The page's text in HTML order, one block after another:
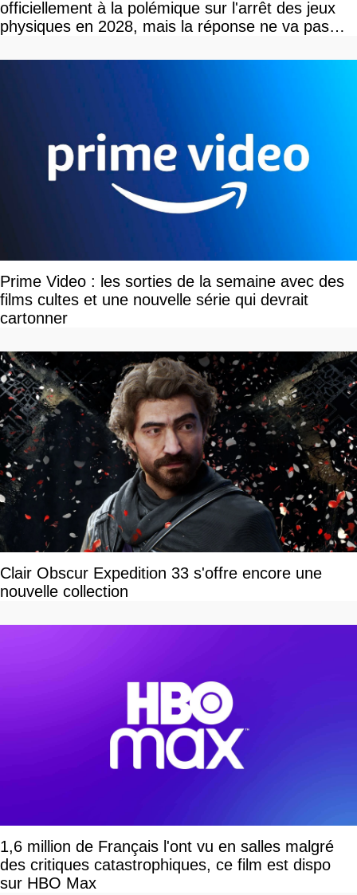
officiellement à la polémique sur l'arrêt des jeux
physiques en 2028, mais la réponse ne va pas
Prime Video : les sorties de la semaine avec des
films cultes et une nouvelle série qui devrait
cartonner
Clair Obscur Expedition 33 s'offre encore une
nouvelle collection
1,6 million de Français l'ont vu en salles malgré
des critiques catastrophiques, ce film est dispo
sur HBO Max